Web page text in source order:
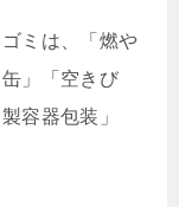
ミは、「燃や
」「空きび
容器包装」